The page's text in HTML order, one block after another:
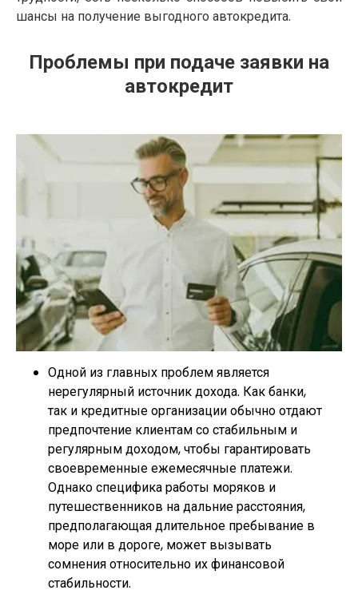
шансы на получение выгодного автокредита.
Проблемы при подаче заявки на
автокредит
Одной из главных проблем является
нерегулярный источник дохода. Как банки,
так и кредитные организации обычно отдают
предпочтение клиентам со стабильным и
регулярным доходом, чтобы гарантировать
своевременные ежемесячные платежи.
Однако специфика работы моряков и
путешественников на дальние расстояния,
предполагающая длительное пребывание в
море или в дороге, может вызывать
сомнения относительно их финансовой
стабильности.